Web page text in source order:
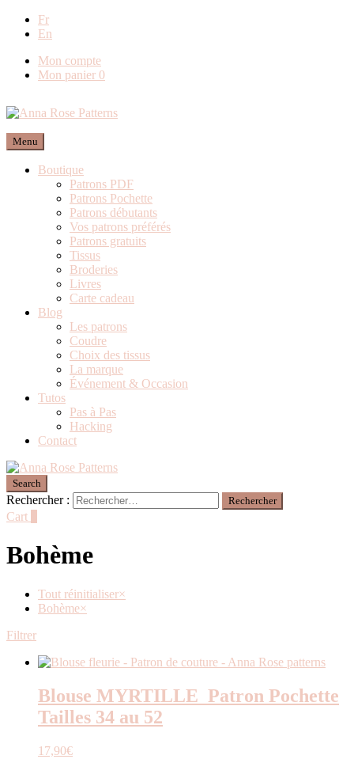
Fr
En
Mon compte
Mon panier 0
Menu
Boutique
Patrons PDF
Patrons Pochette
Patrons débutants
Vos patrons préférés
Patrons gratuits
Tissus
Broderies
Livres
Carte cadeau
Blog
Les patrons
Coudre
Choix des tissus
La marque
Événement & Occasion
Tutos
Pas à Pas
Hacking
Contact
Search
Rechercher :
Cart
Bohème
Tout réinitialiser×
Bohème×
Filtrer
Blouse MYRTILLE_Patron Pochette
Tailles 34 au 52
17,90€
Livraison offerte en France métropolitaine dès
80€ de commande (Expédition via Mondial